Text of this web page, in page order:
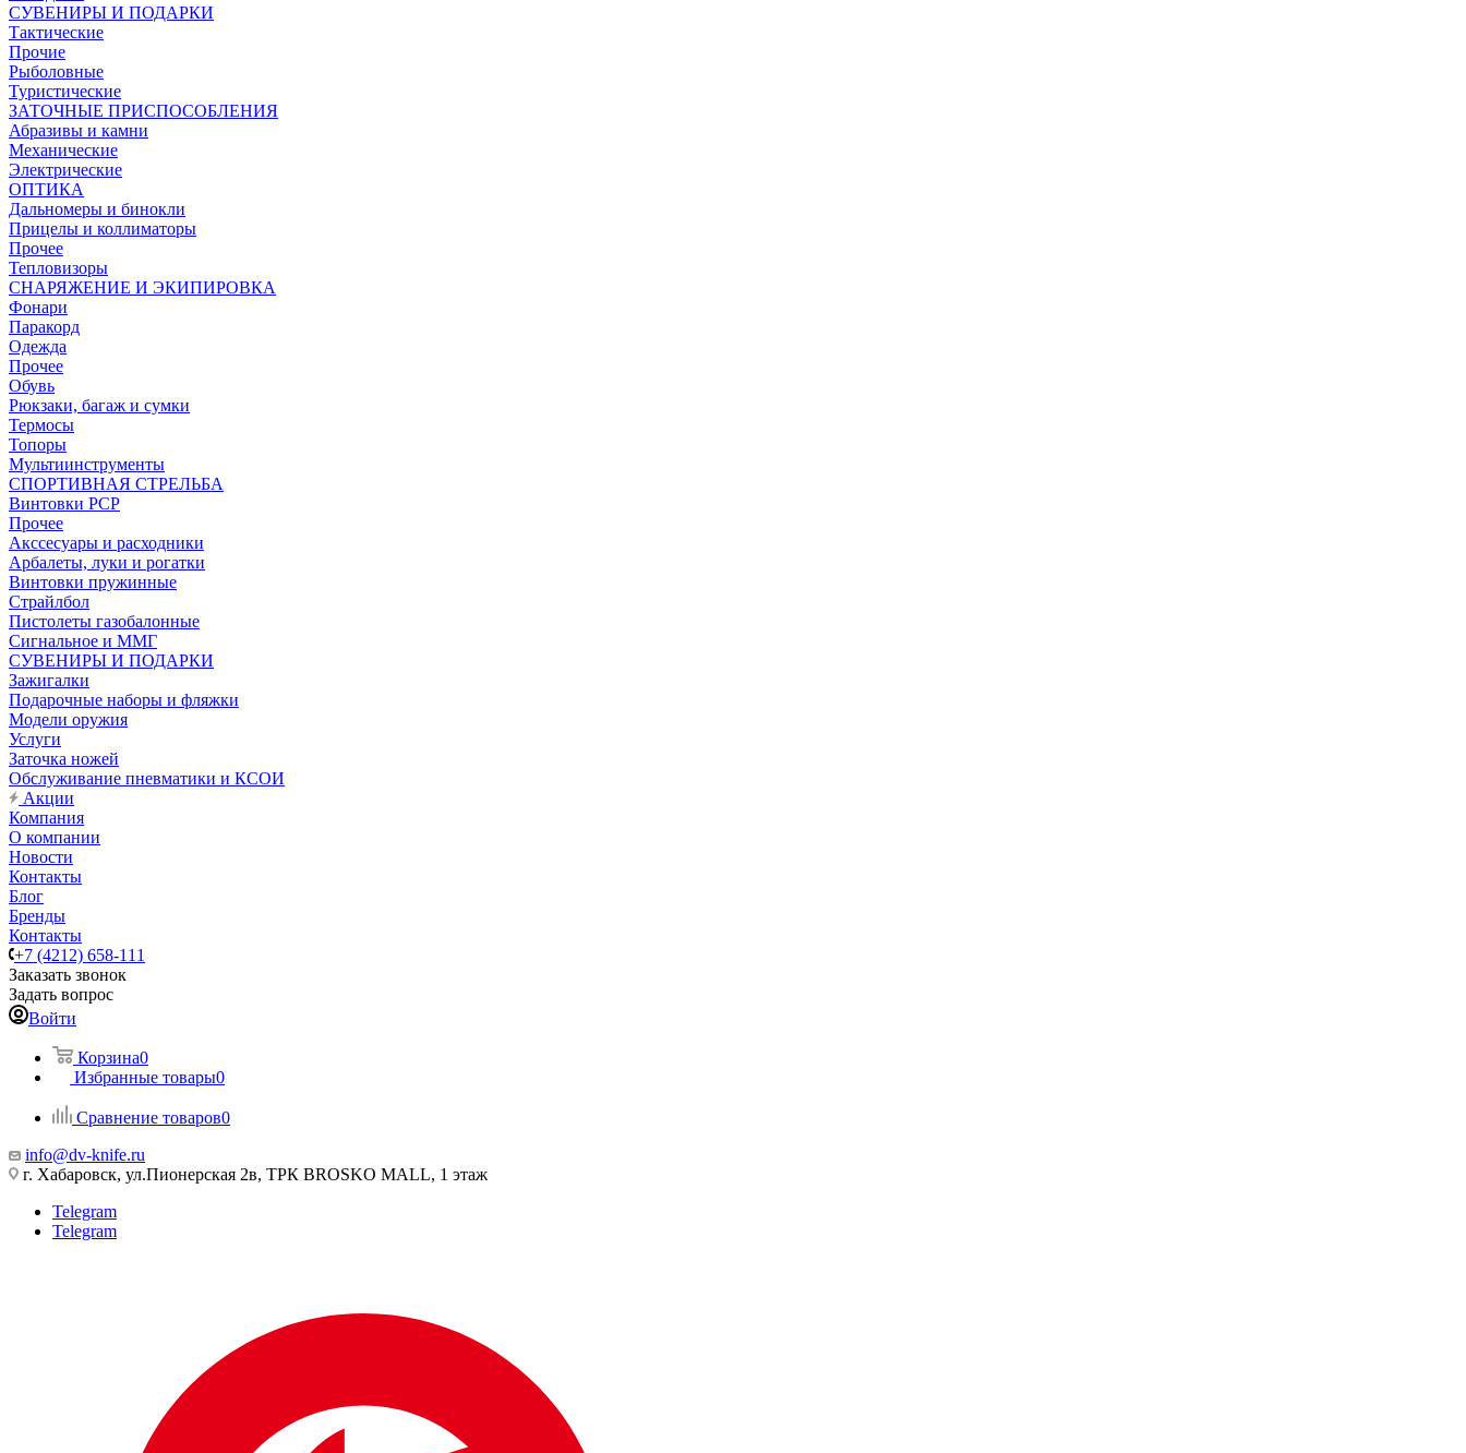
СУВЕНИРЫ И ПОДАРКИ
Тактические
Прочие
Рыболовные
Туристические
ЗАТОЧНЫЕ ПРИСПОСОБЛЕНИЯ
Абразивы и камни
Механические
Электрические
ОПТИКА
Дальномеры и бинокли
Прицелы и коллиматоры
Прочее
Тепловизоры
СНАРЯЖЕНИЕ И ЭКИПИРОВКА
Фонари
Паракорд
Одежда
Прочее
Обувь
Рюкзаки, багаж и сумки
Термосы
Топоры
Мультиинструменты
СПОРТИВНАЯ СТРЕЛЬБА
Винтовки PCP
Прочее
Акссесуары и расходники
Арбалеты, луки и рогатки
Винтовки пружинные
Страйлбол
Пистолеты газобалонные
Сигнальное и ММГ
СУВЕНИРЫ И ПОДАРКИ
Зажигалки
Подарочные наборы и фляжки
Модели оружия
Услуги
Заточка ножей
Обслуживание пневматики и КСОИ
Акции
Компания
О компании
Новости
Контакты
Блог
Бренды
Контакты
+7 (4212) 658-111
Заказать звонок
Задать вопрос
Войти
Корзина0
Избранные товары0
Сравнение товаров0
info@dv-knife.ru
г. Хабаровск, ул.Пионерская 2в, ТРК BROSKO MALL, 1 этаж
Telegram
Telegram